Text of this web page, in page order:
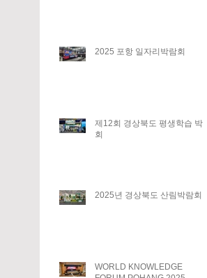
2025 포항 일자리박람회
제12회 경상북도 평생학습 박람
회
2025년 경상북도 산림박람회
WORLD KNOWLEDGE